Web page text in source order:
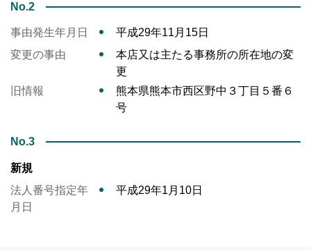
No.2
事由発生年月日
平成29年11月15日
変更の事由
本店又は主たる事務所の所在地の変
更
旧情報
熊本県熊本市西区野中３丁目５番６
号
No.3
新規
法人番号指定年
月日
平成29年1月10日